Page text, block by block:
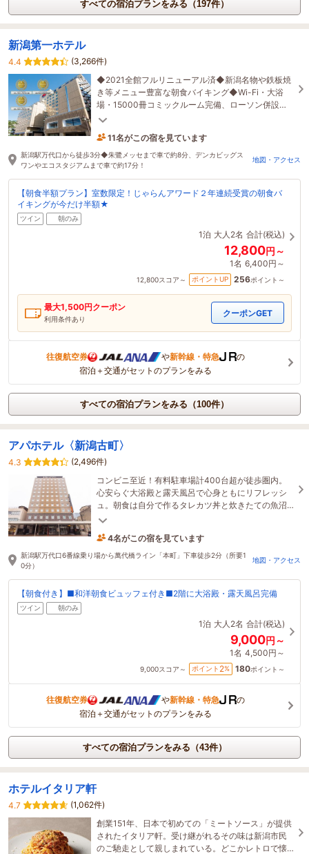
すべての宿泊プランをみる（197件）
新潟第一ホテル
4.4
(3,266件)
◆2021全館フルリニューアル済◆新潟名物や鉄板焼
き等メニュー豊富な朝食バイキング◆Wi-Fi・大浴
場・15000冊コミックルーム完備、ローソン併設。
客室テレビでYouTube、Netflix等視聴可能。
11名がこの宿を見ています
10分前に予約されました
新潟駅万代口から徒歩3分◆朱鷺メッセまで車で約8分、デンカビッグス
ワンやエコスタジアムまで車で約17分！
地図・アクセス
【朝食半額プラン】室数限定！じゃらんアワード２年連続受賞の朝食バ
イキングが今だけ半額★
ツイン 朝のみ
1泊 大人2名 合計(税込)
12,800円～
1名 6,400円～
12,800スコア～ ポイントUP 256ポイント～
最大1,500円クーポン
利用条件あり
クーポンGET
往復航空券 や新幹線・特急
の
宿泊＋交通がセットのプランをみる
すべての宿泊プランをみる（100件）
アパホテル〈新潟古町〉
4.3
(2,496件)
コンビニ至近！有料駐車場計400台超が徒歩圏内。
心安らぐ大浴殿と露天風呂で心身ともにリフレッシ
ュ。朝食は自分で作るタレカツ丼と炊きたての魚沼
産コシヒカリで充実した旅を満喫。
4名がこの宿を見ています
20分前に予約されました
新潟駅万代口6番線乗り場から萬代橋ライン「本町」下車徒歩2分（所要1
0分）
地図・アクセス
【朝食付き】■和洋朝食ビュッフェ付き■2階に大浴殿・露天風呂完備
ツイン 朝のみ
1泊 大人2名 合計(税込)
9,000円～
1名 4,500円～
9,000スコア～ ポイント 2% 180ポイント～
往復航空券 や新幹線・特急
の
宿泊＋交通がセットのプランをみる
すべての宿泊プランをみる（43件）
ホテルイタリア軒
4.7
(1,062件)
創業151年、日本で初めての「ミートソース」が提供
されたイタリア軒。受け継がれるその味は新潟市民
のご馳走として親しまれている。どこかレトロで懐